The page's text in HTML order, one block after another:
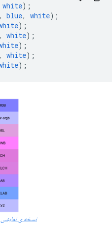
white);
, blue, white);
);
, white);
);
, white);
);
نسخه ی نمایشی